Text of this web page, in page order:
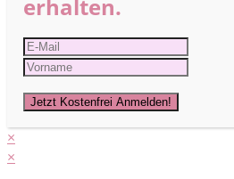
erhalten.
×
×